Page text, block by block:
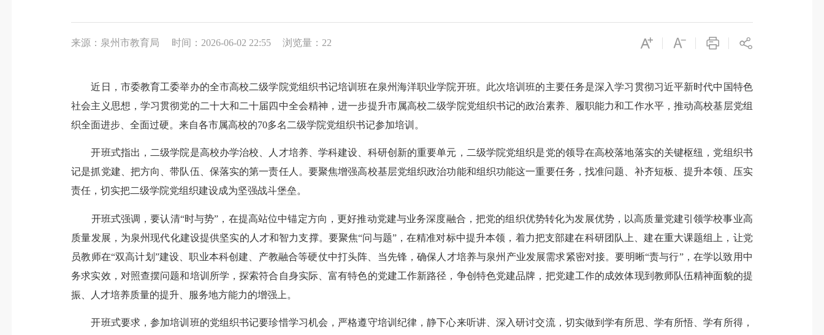
来源：泉州市教育局 时间：2026-06-02 22:55 浏览量： 22
近日，市委教育工委举办的全市高校二级学院党组织书记培训班在泉州海洋职业学院开班。此次培训班的主要任务是深入学习贯彻习近平新时代中国特色
社会主义思想，学习贯彻党的二十大和二十届四中全会精神，进一步提升市属高校二级学院党组织书记的政治素养、履职能力和工作水平，推动高校基层党组
织全面进步、全面过硬。来自各市属高校的70多名二级学院党组织书记参加培训。
开班式指出，二级学院是高校办学治校、人才培养、学科建设、科研创新的重要单元，二级学院党组织是党的领导在高校落地落实的关键枢纽，党组织书
记是抓党建、把方向、带队伍、保落实的第一责任人。要聚焦增强高校基层党组织政治功能和组织功能这一重要任务，找准问题、补齐短板、提升本领、压实
责任，切实把二级学院党组织建设成为坚强战斗堡垒。
开班式强调，要认清“时与势”，在提高站位中锚定方向，更好推动党建与业务深度融合，把党的组织优势转化为发展优势，以高质量党建引领学校事业高
质量发展，为泉州现代化建设提供坚实的人才和智力支撑。要聚焦“问与题”，在精准对标中提升本领，着力把支部建在科研团队上、建在重大课题组上，让党
员教师在“双高计划”建设、职业本科创建、产教融合等硬仗中打头阵、当先锋，确保人才培养与泉州产业发展需求紧密对接。要明晰“责与行”，在学以致用中
务求实效，对照查摆问题和培训所学，探索符合自身实际、富有特色的党建工作新路径，争创特色党建品牌，把党建工作的成效体现到教师队伍精神面貌的提
振、人才培养质量的提升、服务地方能力的增强上。
开班式要求，参加培训班的党组织书记要珍惜学习机会，严格遵守培训纪律，静下心来听讲、深入研讨交流，切实做到学有所思、学有所悟、学有所得，